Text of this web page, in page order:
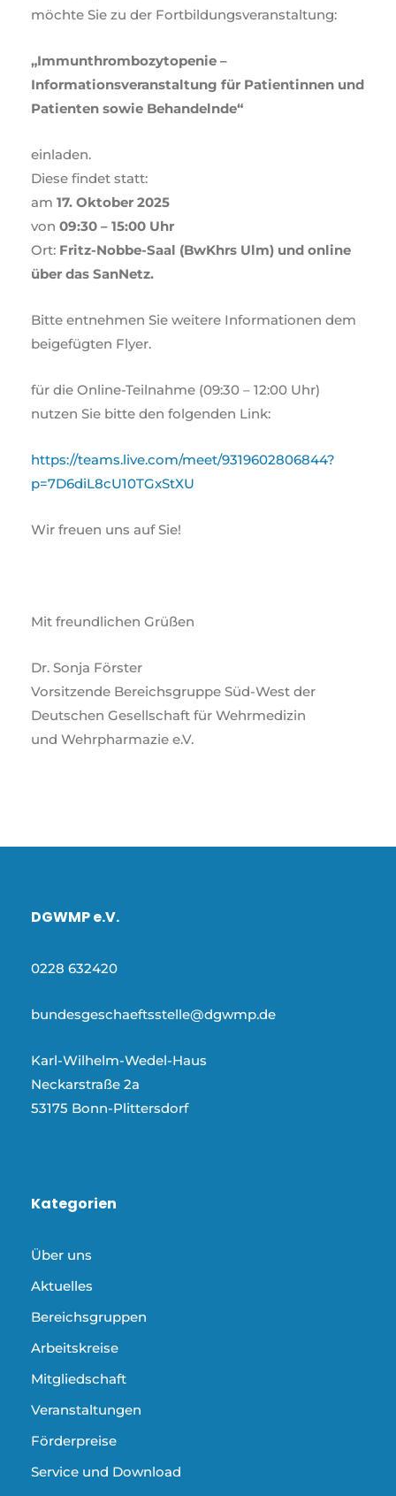
möchte Sie zu der Fortbildungsveranstaltung:
„Immunthrombozytopenie –
Informationsveranstaltung für Patientinnen und
Patienten sowie Behandelnde“
einladen.
Diese findet statt:
am 17. Oktober 2025
von 09:30 – 15:00 Uhr
Ort: Fritz-Nobbe-Saal (BwKhrs Ulm) und online
über das SanNetz.
Bitte entnehmen Sie weitere Informationen dem
beigefügten Flyer.
für die Online-Teilnahme (09:30 – 12:00 Uhr)
nutzen Sie bitte den folgenden Link:
https://teams.live.com/meet/9319602806844?
p=7D6diL8cU10TGxStXU
Wir freuen uns auf Sie!
Mit freundlichen Grüßen
Dr. Sonja Förster
Vorsitzende Bereichsgruppe Süd-West der
Deutschen Gesellschaft für Wehrmedizin
und Wehrpharmazie e.V.
DGWMP e.V.
0228 632420
bundesgeschaeftsstelle@dgwmp.de
Karl-Wilhelm-Wedel-Haus
Neckarstraße 2a
53175 Bonn-Plittersdorf
Kategorien
Über uns
Aktuelles
Bereichsgruppen
Arbeitskreise
Mitgliedschaft
Veranstaltungen
Förderpreise
Service und Download